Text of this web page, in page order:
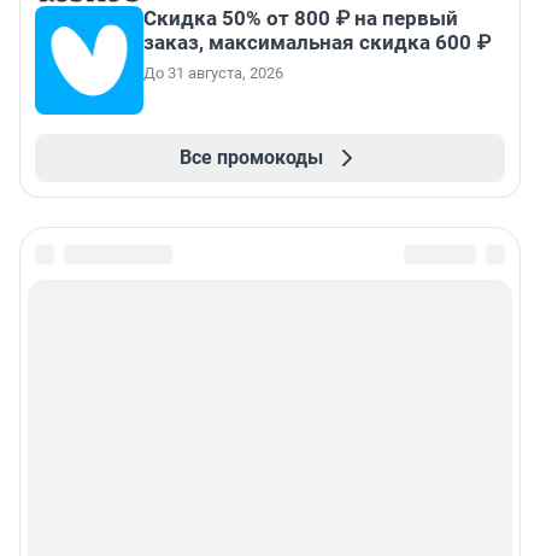
Скидка 50% от 800 ₽ на первый
заказ, максимальная скидка 600 ₽
До 31 августа, 2026
Все промокоды